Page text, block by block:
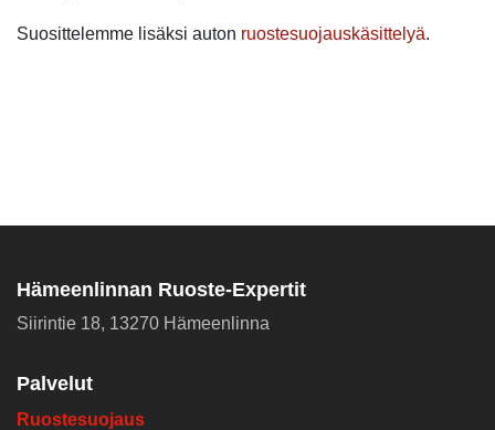
Suosittelemme lisäksi auton ruostesuojauskäsittelyä.
Hämeenlinnan Ruoste-Expertit
Siirintie 18, 13270 Hämeenlinna
Palvelut
Ruostesuojaus